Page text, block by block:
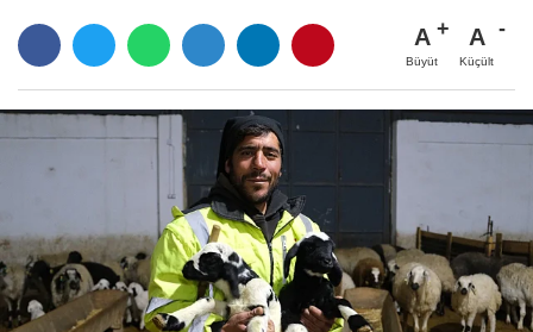
A
Büyüt
A
Küçült